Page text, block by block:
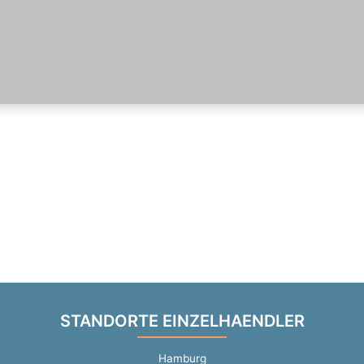
STANDORTE EINZELHAENDLER
Hamburg